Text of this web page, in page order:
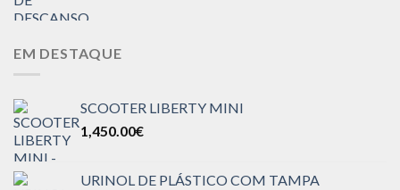
EM DESTAQUE
SCOOTER LIBERTY MINI
1,450.00€
URINOL DE PLÁSTICO COM TAMPA